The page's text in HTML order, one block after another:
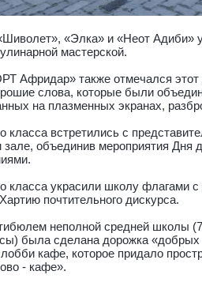
«Элка» и «Неот Адиби»
мастерской.
Афридар» также отмечался этот
слова, которые были
на плазменных экранах,
класса встретились с
зале, объединив мероприятия
класса украсили школу флагами
почтительного дискурса.
неполной средней школы
была сделана дорожка
кафе, которое придало
- кафе».